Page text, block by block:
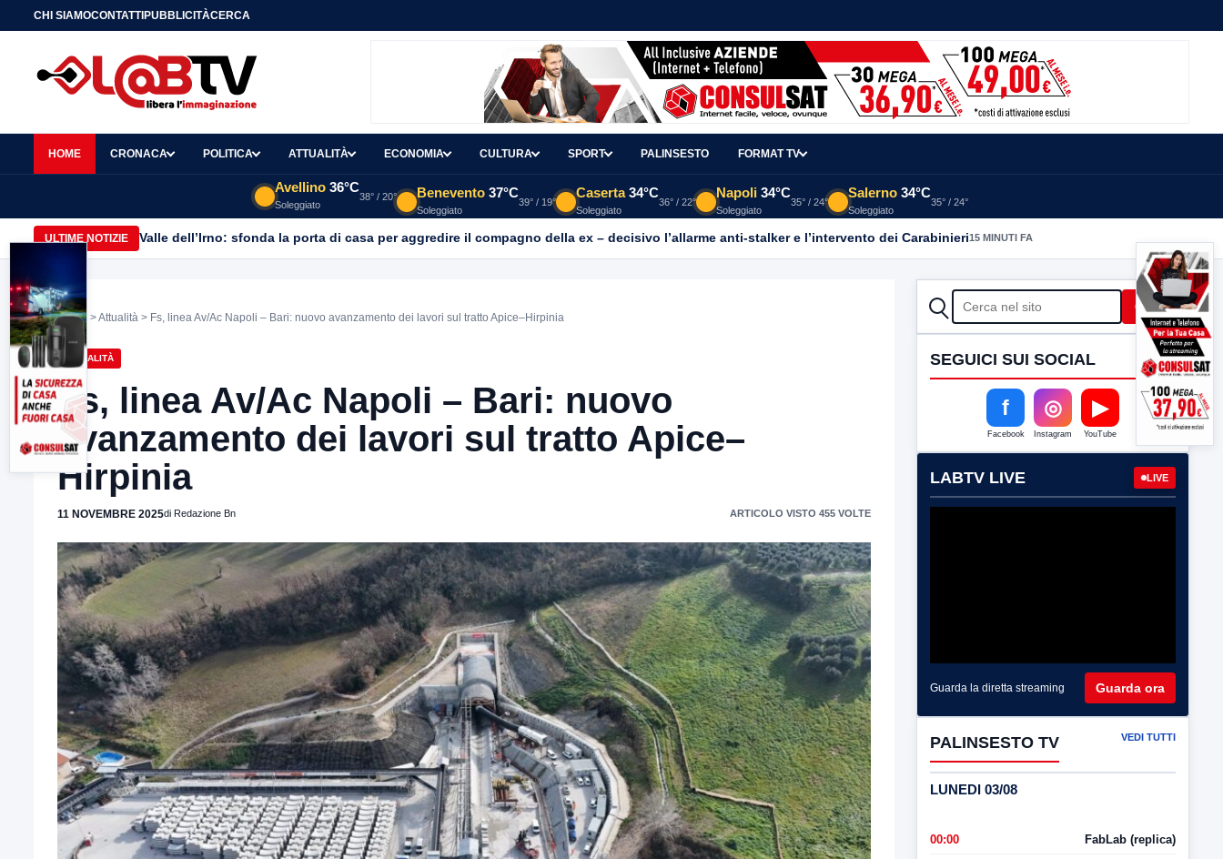
CHI SIAMOCONTATTIPUBBLICITÀCERCA
HOME CRONACA POLITICA ATTUALITÀ ECONOMIA CULTURA SPORT PALINSESTO FORMAT TV
Avellino 36°C
Soleggiato
38° / 20° Benevento 37°C
Soleggiato
39° / 19°
Caserta 34°C
Soleggiato
36° / 22°
Napoli 34°C
Soleggiato
35° / 24°
Salerno 34°C
Soleggiato
35° / 24°
ULTIME NOTIZIE Valle dell’Irno: sfonda la porta di casa per aggredire il compagno della ex – decisivo l’allarme anti-stalker e l’intervento dei Carabinieri15 MINUTI FA
Home >Attualità > Fs, linea Av/Ac Napoli – Bari: nuovo avanzamento dei lavori sul tratto Apice–Hirpinia
ATTUALITÀ
Fs, linea Av/Ac Napoli – Bari: nuovo
avanzamento dei lavori sul tratto Apice–
Hirpinia
11 NOVEMBRE 2025di Redazione Bn ARTICOLO VISTO 455 VOLTE
CERCA Cerca
SEGUICI SUI SOCIAL
f
Facebook
◎
Instagram
▶
YouTube
LABTV LIVE LIVE
Guarda la diretta streaming Guarda ora
PALINSESTO TV VEDI TUTTI
LUNEDI 03/08
00:00 FabLab (replica)